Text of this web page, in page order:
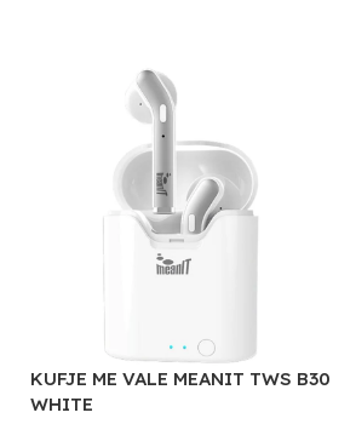
KUFJE ME VALE MEANIT TWS B30
WHITE